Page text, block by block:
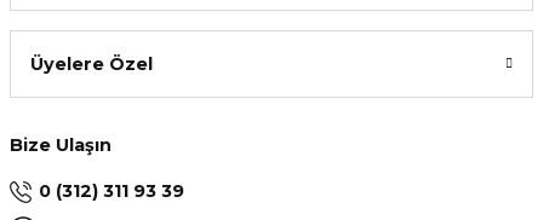
Üyelere Özel
Bize Ulaşın
0 (312) 311 93 39